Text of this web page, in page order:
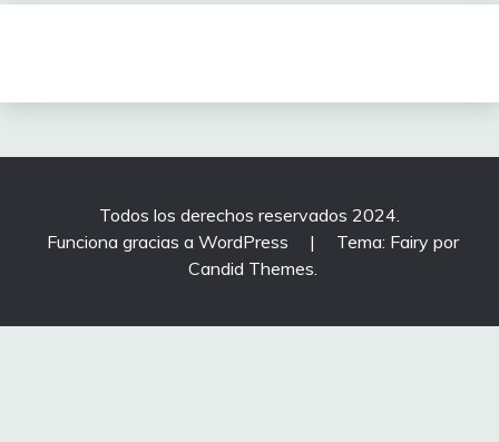
Todos los derechos reservados 2024.
Funciona gracias a WordPress
|
Tema: Fairy por
Candid Themes